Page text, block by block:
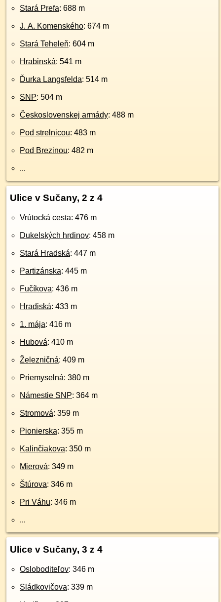
Stará Prefa: 688 m
J. A. Komenského: 674 m
Stará Teheleň: 604 m
Hrabinská: 541 m
Ďurka Langsfelda: 514 m
SNP: 504 m
Československej armády: 488 m
Pod strelnicou: 483 m
Pod Brezinou: 482 m
...
Ulice v Sučany, 2 z 4
Vrútocká cesta: 476 m
Dukelských hrdinov: 458 m
Stará Hradská: 447 m
Partizánska: 445 m
Fučíkova: 436 m
Hradiská: 433 m
1. mája: 416 m
Hubová: 410 m
Železničná: 409 m
Priemyselná: 380 m
Námestie SNP: 364 m
Stromová: 359 m
Pionierska: 355 m
Kalinčiakova: 350 m
Mierová: 349 m
Štúrova: 346 m
Pri Váhu: 346 m
...
Ulice v Sučany, 3 z 4
Osloboditeľov: 346 m
Sládkovičova: 339 m